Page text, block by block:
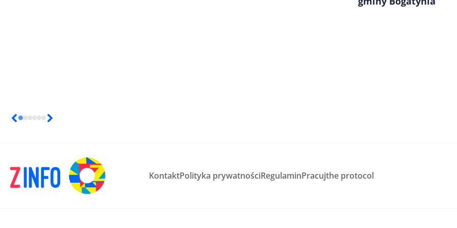
KontaktPolityka prywatnościRegulaminPracujthe protocol